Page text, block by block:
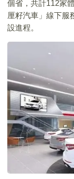
個省，共計112家
厘籽汽車」線下服
設進程。